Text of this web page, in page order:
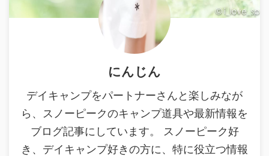
にんじん
デイキャンプをパートナーさんと楽しみなが
ら、スノーピークのキャンプ道具や最新情報を
ブログ記事にしています。 スノーピーク好
き、デイキャンプ好きの方に、特に役立つ情報